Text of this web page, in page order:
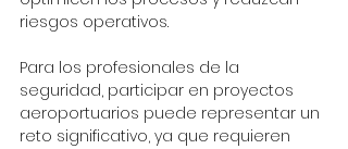
riesgos operativos.
Para los profesionales de la
seguridad, participar en proyectos
aeroportuarios puede representar un
reto significativo, ya que requieren